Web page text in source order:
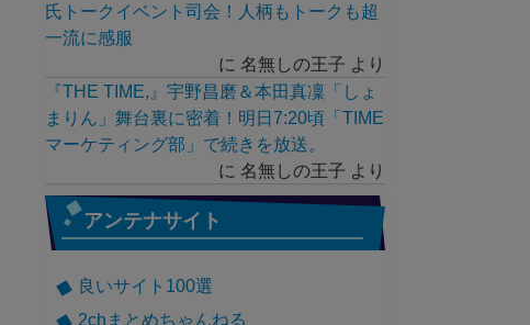
氏トークイベント司会！人柄もトークも超
一流に感服
に 名無しの王子 より
『THE TIME,』宇野昌磨＆本田真凜「しょ
まりん」舞台裏に密着！明日7:20頃「TIME
マーケティング部」で続きを放送。
に 名無しの王子 より
アンテナサイト
良いサイト100選
2chまとめちゃんねる